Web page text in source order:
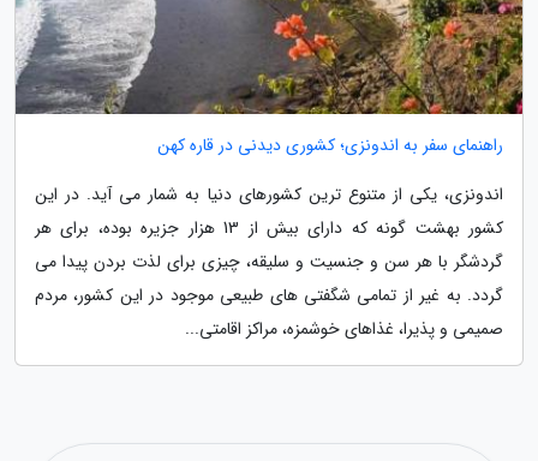
راهنمای سفر به اندونزی؛ کشوری دیدنی در قاره کهن
اندونزی، یکی از متنوع ترین کشورهای دنیا به شمار می آید. در این
کشور بهشت گونه که دارای بیش از 13 هزار جزیره بوده، برای هر
گردشگر با هر سن و جنسیت و سلیقه، چیزی برای لذت بردن پیدا می
گردد. به غیر از تمامی شگفتی های طبیعی موجود در این کشور، مردم
صمیمی و پذیرا، غذاهای خوشمزه، مراکز اقامتی...